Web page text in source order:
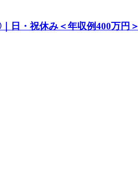
日・祝休み＜年収例400万円＞